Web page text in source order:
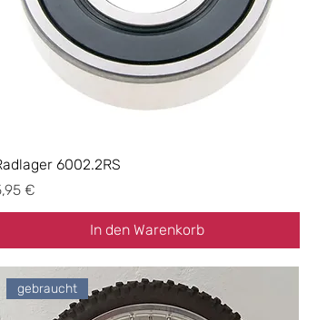
6002.2RS
€
In den Warenkorb
gebraucht